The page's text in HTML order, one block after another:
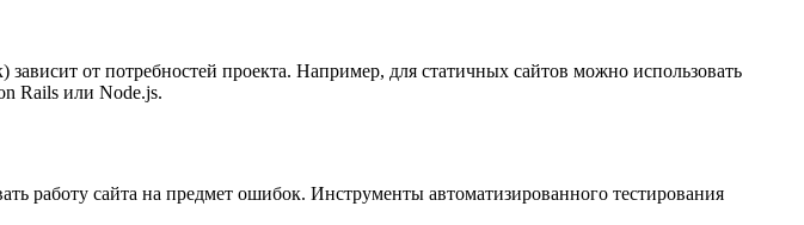
от потребностей проекта. Например, для статичных сайтов можно использовать
Rails или Node.js.
работу сайта на предмет ошибок. Инструменты автоматизированного тестирования